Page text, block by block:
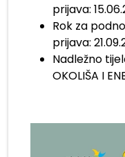
prijava:
Rok za
prijava:
Nadležno
OKOLIŠA I